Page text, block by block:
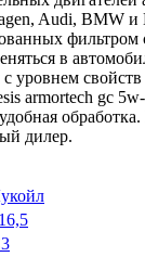
Audi, BMW и
в
уровнем
armortech gc
дилер.